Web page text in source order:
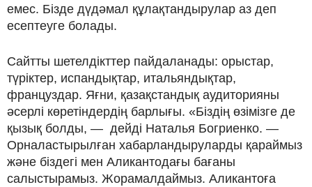
емес. Бізде дүдәмал құлақтандырулар аз деп
есептеуге болады.
Сайтты шетелдікттер пайдаланады: орыстар,
түріктер, испандықтар, итальяндықтар,
француздар. Яғни, қазақстандық аудиторияны
әсерлі көретіндердің барлығы. «Біздің өзімізге де
қызық болды, — дейді Наталья Богриенко. —
Орналастырылған хабарландыруларды қараймыз
және біздегі мен Аликантодағы бағаны
салыстырамыз. Жорамалдаймыз. Аликантоға